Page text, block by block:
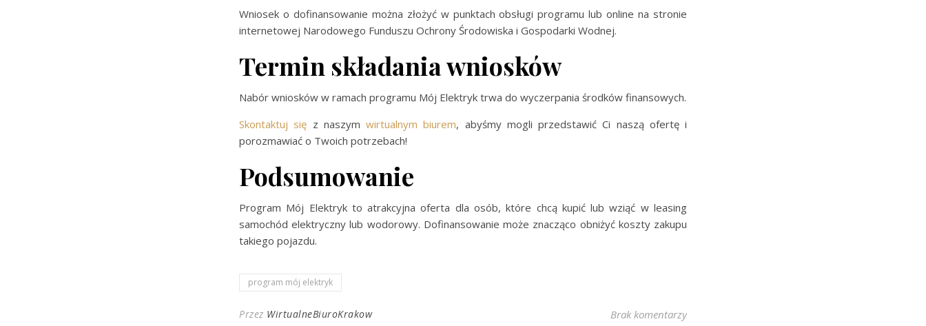
Wniosek o dofinansowanie można złożyć w punktach obsługi programu lub online na stronie
internetowej Narodowego Funduszu Ochrony Środowiska i Gospodarki Wodnej.
Termin składania wniosków
Nabór wniosków w ramach programu Mój Elektryk trwa do wyczerpania środków finansowych.
Skontaktuj się z naszym wirtualnym biurem, abyśmy mogli przedstawić Ci naszą ofertę i
porozmawiać o Twoich potrzebach!
Podsumowanie
Program Mój Elektryk to atrakcyjna oferta dla osób, które chcą kupić lub wziąć w leasing
samochód elektryczny lub wodorowy. Dofinansowanie może znacząco obniżyć koszty zakupu
takiego pojazdu.
program mój elektryk
Przez WirtualneBiuroKrakow Brak komentarzy